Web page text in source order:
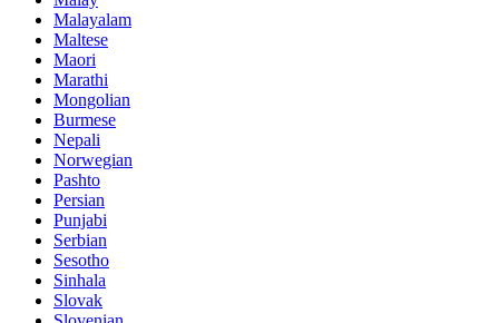
Malayalam
Maltese
Maori
Marathi
Mongolian
Burmese
Nepali
Norwegian
Pashto
Persian
Punjabi
Serbian
Sesotho
Sinhala
Slovak